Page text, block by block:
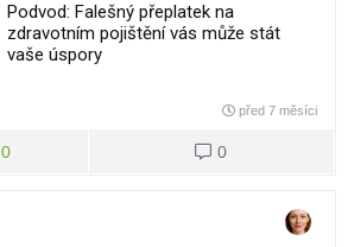
Podvod: Falešný přeplatek na
zdravotním pojištění vás může stát
vaše úspory
před 7 měsíci
0 0